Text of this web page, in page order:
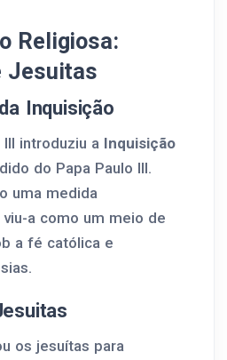
Religiosa:
Jesuitas
Inquisição
introduziu a Inquisição
do Papa Paulo III.
uma medida
a como um meio de
a fé católica e
os jesuítas para